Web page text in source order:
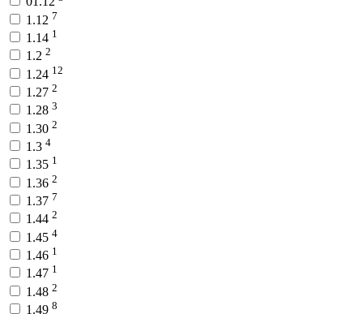
1.12 7
1.14 1
1.2 2
1.24 12
1.27 2
1.28 3
1.30 2
1.3 4
1.35 1
1.36 2
1.37 7
1.44 2
1.45 4
1.46 1
1.47 1
1.48 2
1.49 8